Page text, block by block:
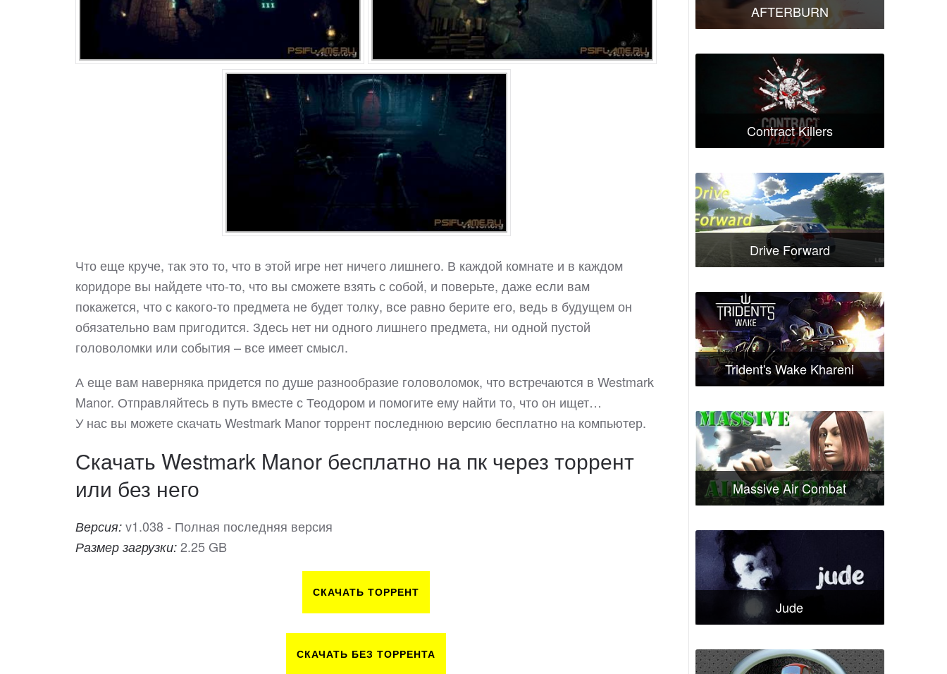
Что еще круче, так это то, что в этой игре нет ничего лишнего. В каждой комнате и в каждом
коридоре вы найдете что-то, что вы сможете взять с собой, и поверьте, даже если вам
покажется, что с какого-то предмета не будет толку, все равно берите его, ведь в будущем он
обязательно вам пригодится. Здесь нет ни одного лишнего предмета, ни одной пустой
головоломки или события – все имеет смысл.
А еще вам наверняка придется по душе разнообразие головоломок, что встречаются в Westmark
Manor. Отправляйтесь в путь вместе с Теодором и помогите ему найти то, что он ищет…
У нас вы можете скачать Westmark Manor торрент последнюю версию бесплатно на компьютер.
Скачать Westmark Manor бесплатно на пк через торрент
или без него
Версия: v1.038 - Полная последняя версия
Размер загрузки: 2.25 GB
СКАЧАТЬ ТОРРЕНТ
СКАЧАТЬ БЕЗ ТОРРЕНТА
AFTERBURN
Contract Killers
Drive Forward
Trident's Wake Khareni
Massive Air Combat
Jude